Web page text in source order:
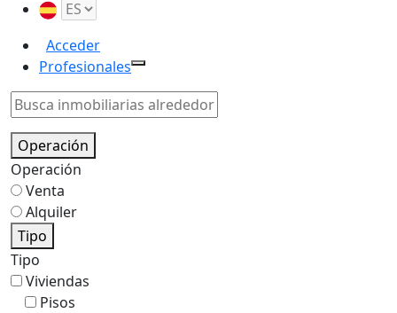
Acceder
Profesionales
Operación
Operación
Venta
Alquiler
Tipo
Tipo
Viviendas
Pisos